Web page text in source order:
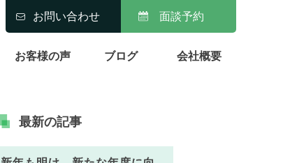
お問い合わせ 面談予約
お客様の声 ブログ 会社概要
最新の記事